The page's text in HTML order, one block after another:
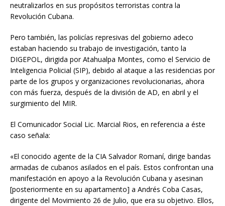
neutralizarlos en sus propósitos terroristas contra la
Revolución Cubana.
Pero también, las policías represivas del gobierno adeco
estaban haciendo su trabajo de investigación, tanto la
DIGEPOL, dirigida por Atahualpa Montes, como el Servicio de
Inteligencia Policial (SIP), debido al ataque a las residencias por
parte de los grupos y organizaciones revolucionarias, ahora
con más fuerza, después de la división de AD, en abril y el
surgimiento del MIR.
El Comunicador Social Lic. Marcial Rios, en referencia a éste
caso señala:
«El conocido agente de la CIA Salvador Romaní, dirige bandas
armadas de cubanos asilados en el país. Estos confrontan una
manifestación en apoyo a la Revolución Cubana y asesinan
[posteriormente en su apartamento] a Andrés Coba Casas,
dirigente del Movimiento 26 de Julio, que era su objetivo. Ellos,